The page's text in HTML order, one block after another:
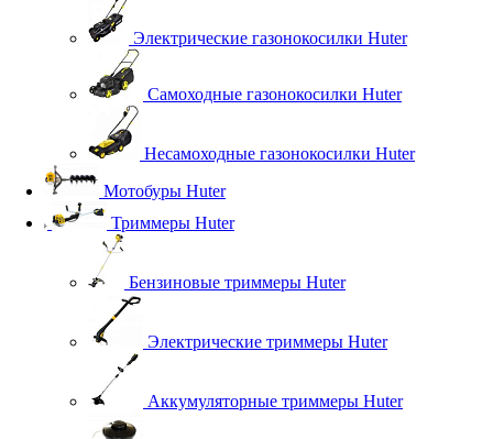
Электрические газонокосилки Huter
Самоходные газонокосилки Huter
Несамоходные газонокосилки Huter
Мотобуры Huter
Триммеры Huter
Бензиновые триммеры Huter
Электрические триммеры Huter
Аккумуляторные триммеры Huter